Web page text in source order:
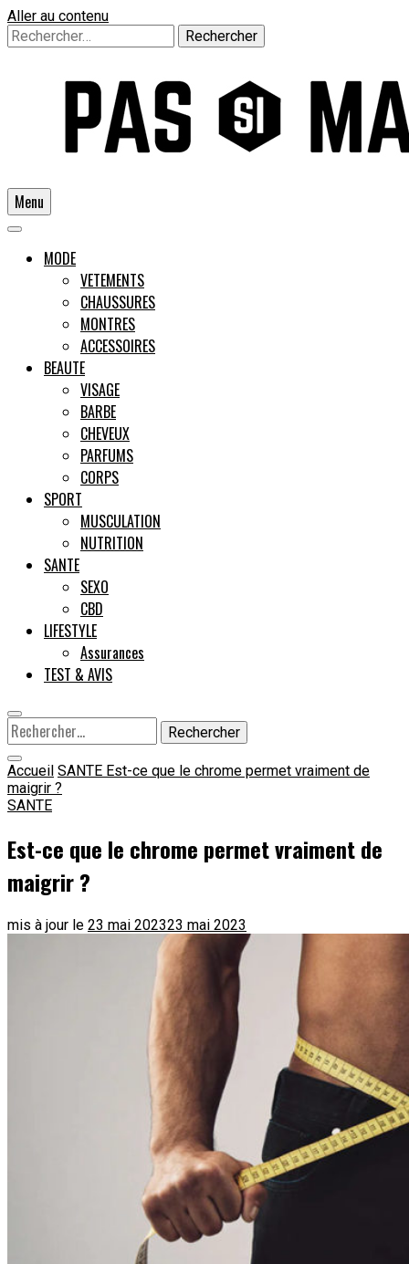
Aller au contenu
Rechercher :
Pas si
Male
Un guide pour l'homme moderne
Menu
MODE
VETEMENTS
CHAUSSURES
MONTRES
ACCESSOIRES
BEAUTE
VISAGE
BARBE
CHEVEUX
PARFUMS
CORPS
SPORT
MUSCULATION
NUTRITION
SANTE
SEXO
CBD
LIFESTYLE
Assurances
TEST & AVIS
Rechercher :
Accueil SANTE Est-ce que le chrome permet vraiment de
maigrir ?
SANTE
Est-ce que le chrome permet vraiment de
maigrir ?
mis à jour le 23 mai 202323 mai 2023